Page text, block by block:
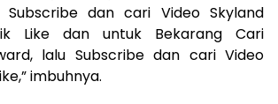
Subscribe dan cari Video Skyland
Like dan untuk Bekarang Cari
lalu Subscribe dan cari Video
imbuhnya.